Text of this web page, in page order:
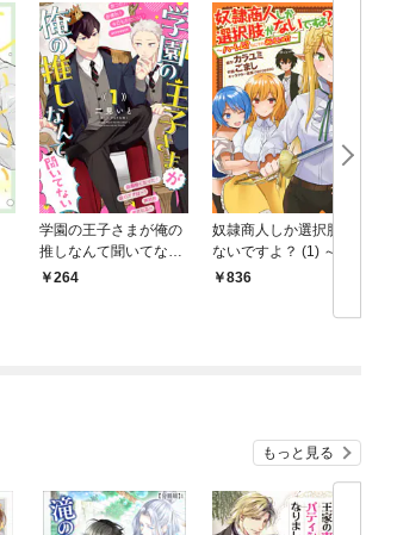
学園の王子さまが俺の
推しなんて聞いてない
【単話】 1話
264
奴隷商人しか選択肢が
ないですよ？ (1) ～ハ
ーレム？なにそれおい
836
もっと見る